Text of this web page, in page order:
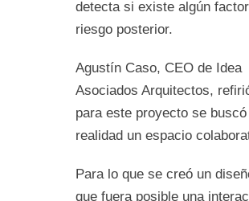
detecta si existe algún
riesgo posterior.
Agustín Caso, CEO de Idea
Asociados Arquitectos,
para este proyecto se
realidad un espacio
Para lo que se creó un
que fuera posible una